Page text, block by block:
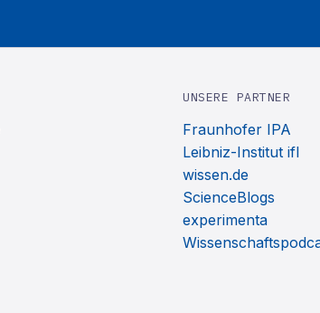
UNSERE PARTNER
Fraunhofer IPA
Leibniz-Institut ifl
wissen.de
ScienceBlogs
experimenta